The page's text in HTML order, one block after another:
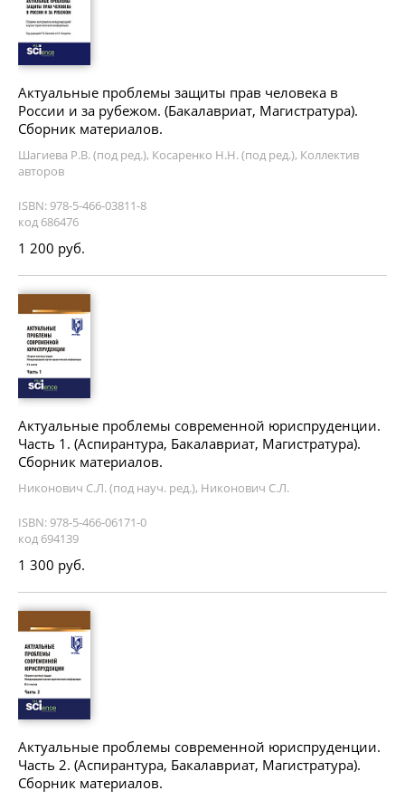
Актуальные проблемы защиты прав человека в
России и за рубежом. (Бакалавриат, Магистратура).
Сборник материалов.
Шагиева Р.В. (под ред.), Косаренко Н.Н. (под ред.), Коллектив
авторов
ISBN: 978-5-466-03811-8
код 686476
1 200 руб.
Актуальные проблемы современной юриспруденции.
Часть 1. (Аспирантура, Бакалавриат, Магистратура).
Сборник материалов.
Никонович С.Л. (под науч. ред.), Никонович С.Л.
ISBN: 978-5-466-06171-0
код 694139
1 300 руб.
Актуальные проблемы современной юриспруденции.
Часть 2. (Аспирантура, Бакалавриат, Магистратура).
Сборник материалов.